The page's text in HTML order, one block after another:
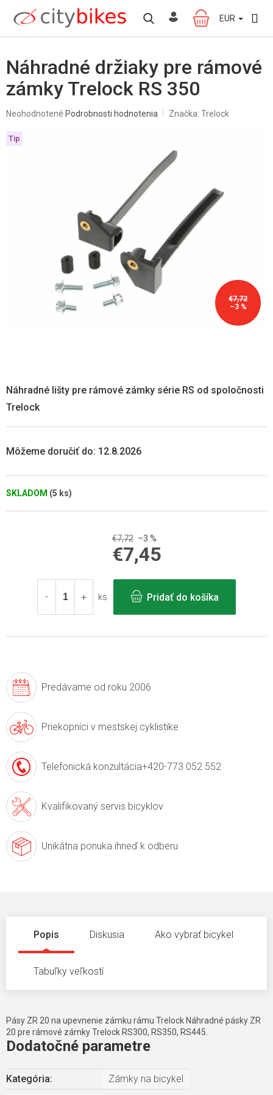
obsah
NÁKUPNÝ
KOŠÍK
EUR
Náhradné držiaky pre rámové
zámky Trelock RS 350
Priemerné
produktu
je
Neohodnotené Podrobnosti hodnotenia Značka: Trelock
€7,72
–3 %
Tip
SKLADOM (5 ks)
Môžeme doručiť do: 12.8.2026
Náhradné lišty pre rámové zámky série RS od spoločnosti
Trelock
€7,72 –3 %
€7,45
cena:
ks
Pridať do košíka
Predávame od roku 2006
Priekopníci v mestskej cyklistike
Telefonická konzultácia+420-773 052 552
Kvalifikovaný servis bicyklov
Unikátna ponuka ihneď k odberu
Popis Diskusia Ako vybrať bicykel
Tabuľky veľkostí
Pásy ZR 20 na upevnenie zámku rámu Trelock Náhradné pásky ZR
20 pre rámové zámky Trelock RS300, RS350, RS445.
Dodatočné parametre
Kategória:
Zámky na bicykel